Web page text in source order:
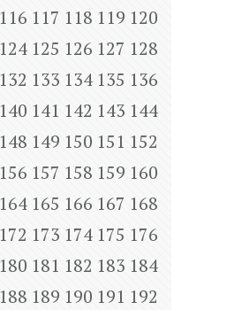
116 117 118 119 120
124 125 126 127 128
132 133 134 135 136
140 141 142 143 144
148 149 150 151 152
156 157 158 159 160
164 165 166 167 168
172 173 174 175 176
180 181 182 183 184
188 189 190 191 192